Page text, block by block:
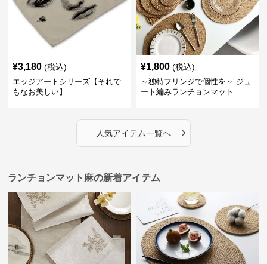
¥3,180 (税込)
エッジアートシリーズ【それで
もなお美しい】
¥1,800 (税込)
～独特フリンジで個性を～ ジュ
ート編みランチョンマット
人気アイテム一覧へ ›
ランチョンマット麻の新着アイテム